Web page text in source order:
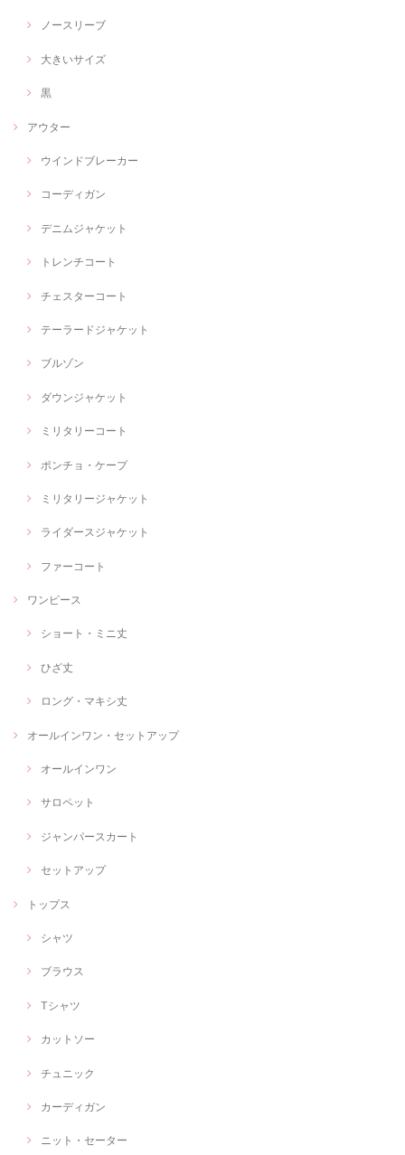
ノースリーブ
大きいサイズ
黒
アウター
ウインドブレーカー
コーディガン
デニムジャケット
トレンチコート
チェスターコート
テーラードジャケット
ブルゾン
ダウンジャケット
ミリタリーコート
ポンチョ・ケープ
ミリタリージャケット
ライダースジャケット
ファーコート
ワンピース
ショート・ミニ丈
ひざ丈
ロング・マキシ丈
オールインワン・セットアップ
オールインワン
サロペット
ジャンパースカート
セットアップ
トップス
シャツ
ブラウス
Tシャツ
カットソー
チュニック
カーディガン
ニット・セーター